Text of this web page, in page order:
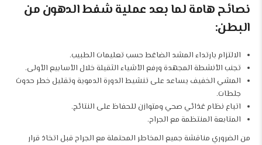
نصائح هامة لما بعد عملية شفط الدهون من
البطن:
الالتزام بارتداء المشد الضاغط حسب تعليمات الطبيب.
تجنب الأنشطة المجهدة ورفع الأشياء الثقيلة خلال الأسابيع الأولى.
المشي الخفيف يساعد على تنشيط الدورة الدموية وتقليل خطر حدوث
جلطات.
اتباع نظام غذائي صحي ومتوازن للحفاظ على النتائج.
المتابعة المنتظمة مع الجراح.
من الضروري مناقشة جميع المخاطر المحتملة مع الجراح قبل اتخاذ قرار